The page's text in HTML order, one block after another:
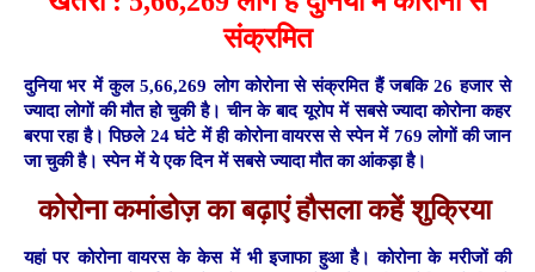
संक्रमित
दुनिया भर में कुल 5,66,269 लोग कोरोना से संक्रमित हैं जबकि 26 हजार से
ज्यादा लोगों की मौत हो चुकी है। चीन के बाद यूरोप में सबसे ज्यादा कोरोना कहर
बरपा रहा है। पिछले 24 घंटे में ही कोरोना वायरस से स्पेन में 769 लोगों की जान
जा चुकी है। स्पेन में ये एक दिन में सबसे ज्यादा मौत का आंकड़ा है।
कोरोना कमांडोज़ का बढ़ाएं हौसला कहें शुक्रिया
यहां पर कोरोना वायरस के केस में भी इजाफा हुआ है। कोरोना के मरीजों की